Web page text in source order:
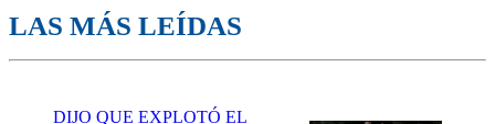
LAS MÁS LEÍDAS
DIJO QUE EXPLOTÓ EL